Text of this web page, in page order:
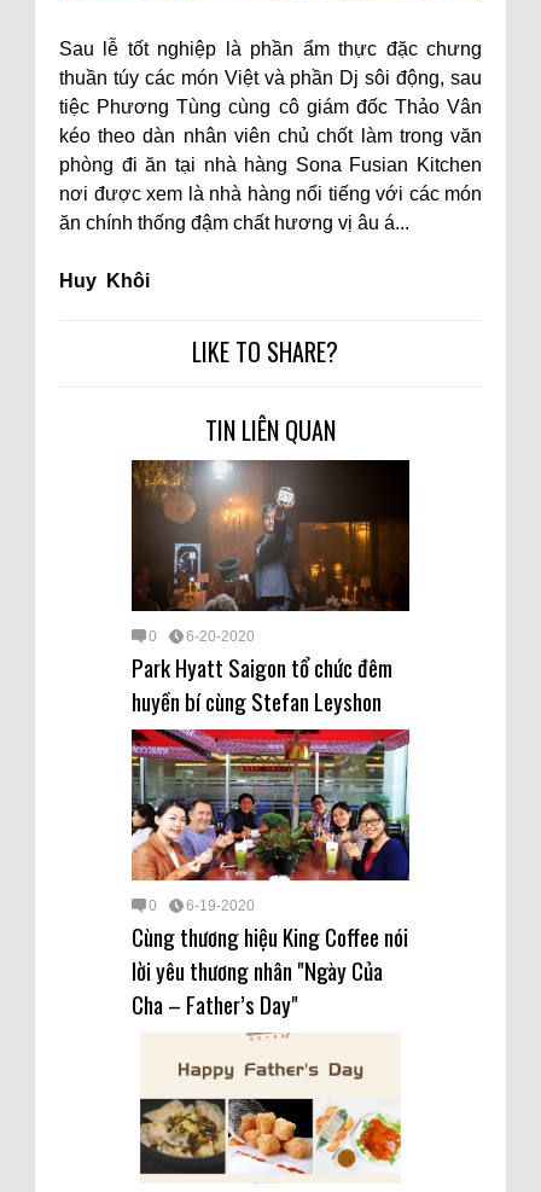
Sau lễ tốt nghiệp là phần ẩm thực đặc chưng
thuần túy các món Việt và phần Dj sôi động, sau
tiệc Phương Tùng cùng cô giám đốc Thảo Vân
kéo theo dàn nhân viên chủ chốt làm trong văn
phòng đi ăn tại nhà hàng Sona Fusian Kitchen
nơi được xem là nhà hàng nổi tiếng với các món
ăn chính thống đậm chất hương vị âu á...
Huy Khôi
LIKE TO SHARE?
TIN LIÊN QUAN
0 6-20-2020
Park Hyatt Saigon tổ chức đêm
huyền bí cùng Stefan Leyshon
0 6-19-2020
Cùng thương hiệu King Coffee nói
lời yêu thương nhân "Ngày Của
Cha – Father’s Day"